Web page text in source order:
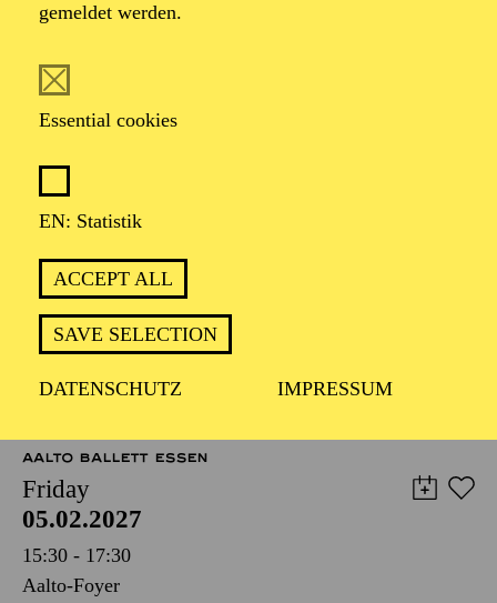
gemeldet werden.
Essential cookies
EN: Statistik
ACCEPT ALL
SAVE SELECTION
DATENSCHUTZ IMPRESSUM
11:00 - 12:00
PHILHARMONIE ENTDECKEN ·
KOMPOSITIONSPROJEKT
ERZÄHLT
WEITERFÜHRENDE SCHULEN
Für Jugendliche und Kinder ab 10 Jahren
TICKETS
12,00€
AALTO BALLETT ESSEN
Friday
05.02.2027
15:30 - 17:30
Aalto-Foyer